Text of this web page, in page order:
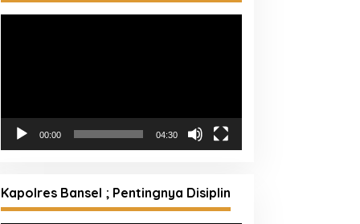
00:00 04:30
Kapolres Bansel ; Pentingnya Disiplin